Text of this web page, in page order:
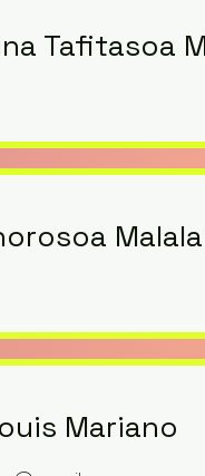
Tafitasoa
Mariano